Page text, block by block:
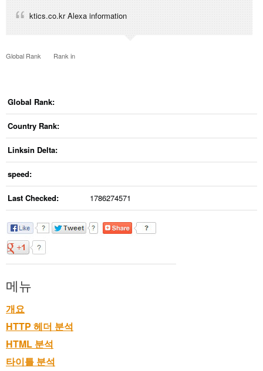
ktics.co.kr Alexa information
Global Rank Rank in
Global Rank:
Country Rank:
Linksin Delta:
speed:
Last Checked: 1786274571
메뉴
개요
HTTP 헤더 분석
HTML 분석
타이틀 분석